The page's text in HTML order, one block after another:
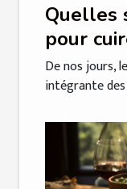
Quelles
pour
De nos jours,
intégrante